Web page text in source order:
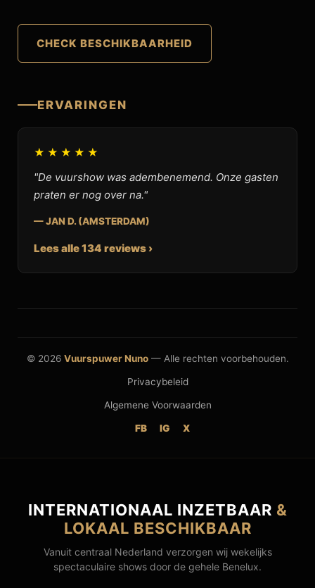
CHECK BESCHIKBAARHEID
ERVARINGEN
★★★★★
"De vuurshow was adembenemend. Onze gasten
praten er nog over na."
— JAN D. (AMSTERDAM)
Lees alle 134 reviews ›
© 2026 Vuurspuwer Nuno— Alle rechten voorbehouden.
Privacybeleid
Algemene Voorwaarden
FB IG X
INTERNATIONAAL INZETBAAR &
LOKAAL BESCHIKBAAR
Vanuit centraal Nederland verzorgen wij wekelijks
spectaculaire shows door de gehele Benelux.